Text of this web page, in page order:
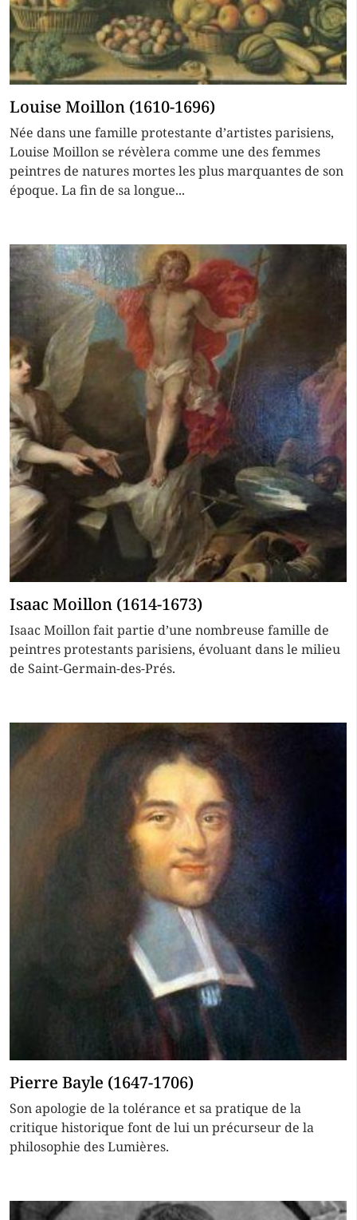
Louise Moillon (1610-1696)
Née dans une famille protestante d’artistes parisiens,
Louise Moillon se révèlera comme une des femmes
peintres de natures mortes les plus marquantes de son
époque. La fin de sa longue...
Isaac Moillon (1614-1673)
Isaac Moillon fait partie d’une nombreuse famille de
peintres protestants parisiens, évoluant dans le milieu
de Saint-Germain-des-Prés.
Pierre Bayle (1647-1706)
Son apologie de la tolérance et sa pratique de la
critique historique font de lui un précurseur de la
philosophie des Lumières.